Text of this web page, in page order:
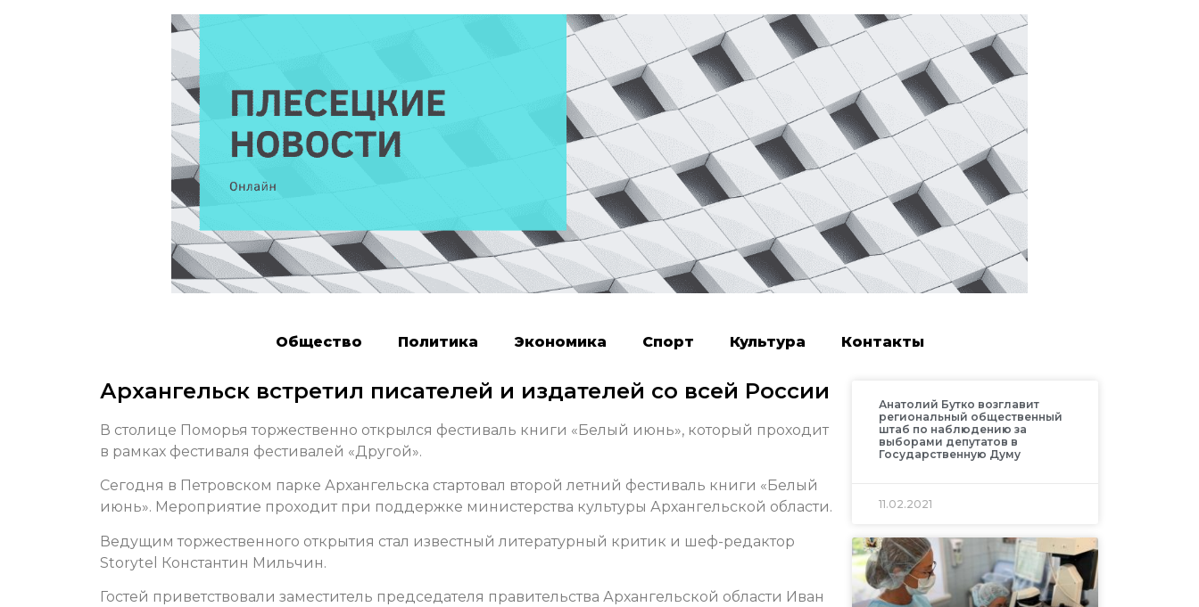
Общество Политика Экономика Спорт Культура Контакты
Архангельск встретил писателей и издателей со всей России
В столице Поморья торжественно открылся фестиваль книги «Белый июнь», который проходит
в рамках фестиваля фестивалей «Другой».
Сегодня в Петровском парке Архангельска стартовал второй летний фестиваль книги «Белый
июнь». Мероприятие проходит при поддержке министерства культуры Архангельской области.
Ведущим торжественного открытия стал известный литературный критик и шеф-редактор
Storytel Константин Мильчин.
Гостей приветствовали заместитель председателя правительства Архангельской области Иван
Анатолий Бутко возглавит
региональный общественный
штаб по наблюдению за
выборами депутатов в
Государственную Думу
11.02.2021